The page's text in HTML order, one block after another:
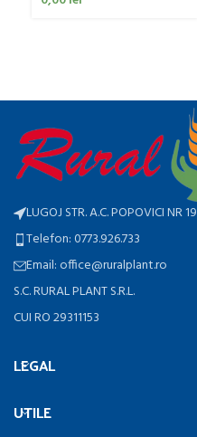
LUGOJ STR. A.C. POPOVICI NR 19
Telefon: 0773.926.733
Email: office@ruralplant.ro
S.C. RURAL PLANT S.R.L.
CUI RO 29311153
LEGAL
UTILE